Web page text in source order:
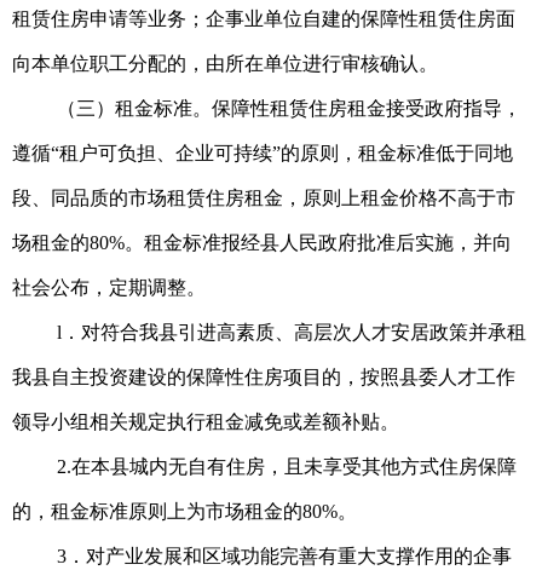
租赁住房申请等业务；企事业单位自建的保障性租赁住房面
向本单位职工分配的，由所在单位进行审核确认。
（三）租金标准。保障性租赁住房租金接受政府指导，
遵循“租户可负担、企业可持续”的原则，租金标准低于同地
段、同品质的市场租赁住房租金，原则上租金价格不高于市
场租金的80%。租金标准报经县人民政府批准后实施，并向
社会公布，定期调整。
l．对符合我县引进高素质、高层次人才安居政策并承租
我县自主投资建设的保障性住房项目的，按照县委人才工作
领导小组相关规定执行租金减免或差额补贴。
2.在本县城内无自有住房，且未享受其他方式住房保障
的，租金标准原则上为市场租金的80%。
3．对产业发展和区域功能完善有重大支撑作用的企事